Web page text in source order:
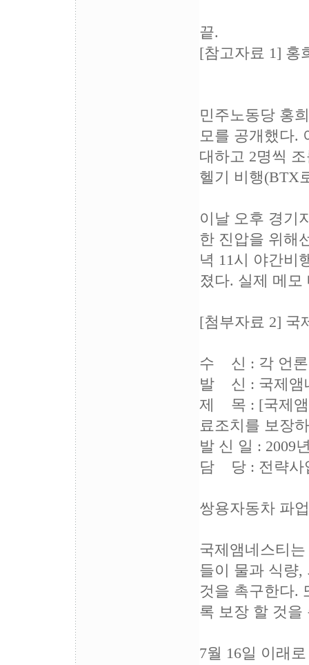
끝.
[참고자료 1] 홍
민주노동당 홍
모를 공개했다.
대하고 2명씩
헬기 비행(BTX
이날 오후 경기
한 진압을 위해
녁 11시 야간비
졌다. 실제 메모
[첨부자료 2] 국
수 신 : 각 언론
발 신 : 국제앰
제 목 : [국제앰
료조치를 보장
발 신 일 : 2009
담 당 : 전략사
쌍용자동차 파
국제앰네스티
들이 물과 식량,
것을 촉구한다.
록 보장 할 것을
7월 16일 이래